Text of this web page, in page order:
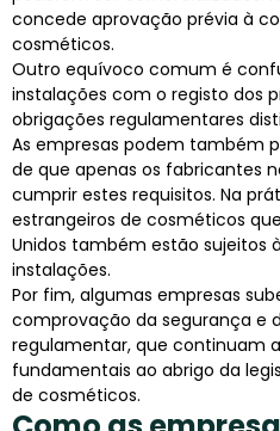
concede aprovação prévia à
cosméticos.
Outro equívoco comum é
instalações com o registo dos
obrigações regulamentares
As empresas podem também
de que apenas os fabricantes
cumprir estes requisitos. Na
estrangeiros de cosméticos
Unidos também estão sujeitos
instalações.
Por fim, algumas empresas
comprovação da segurança e
regulamentar, que continuam
fundamentais ao abrigo da
de cosméticos.